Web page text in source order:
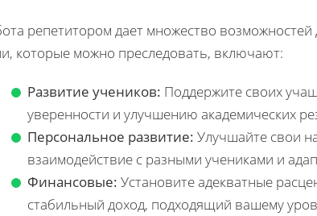
репетитором дает множество
которые можно преследовать, включают:
Развитие учеников: Поддержите своих
уверенности и улучшению академических
Персональное развитие: Улучшайте свои
взаимодействие с разными учениками и
Финансовые: Установите адекватные
стабильный доход, подходящий вашему